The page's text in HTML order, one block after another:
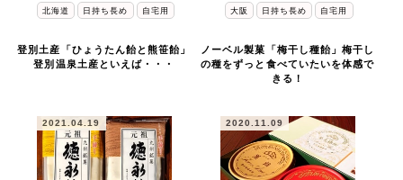
北海道 日持ち長め 自宅用
登別土産「ひょうたん飴と熊笹飴」
登別温泉土産といえば・・・
大阪 日持ち長め 自宅用
ノーベル製菓「梅干し種飴」梅干し
の種をずっと食べていたいを体感で
きる！
2021.04.19 2020.11.09